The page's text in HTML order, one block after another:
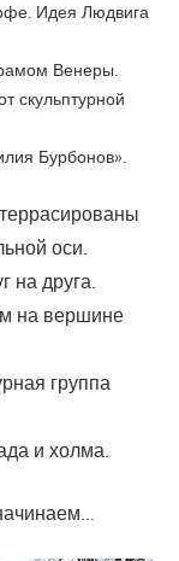
Идея Людвига
Венеры.
скульптурной
Бурбонов».
оси.
на друга.
на вершине
группа
и холма.